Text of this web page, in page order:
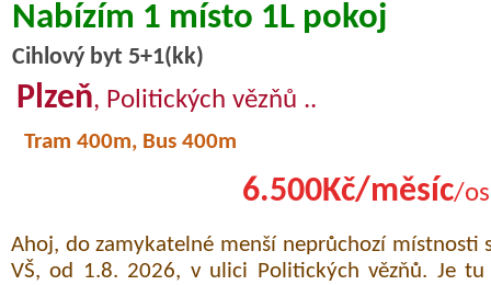
Nabízím 1 místo 1L pokoj
Cihlový byt 5+1(kk)
Plzeň, Politických vězňů ..
Tram 400m, Bus 400m
6.500Kč/měsíc/
Ahoj, do zamykatelné menší neprůchozí místnosti
VŠ, od 1.8. 2026, v ulici Politických vězňů. Je tu